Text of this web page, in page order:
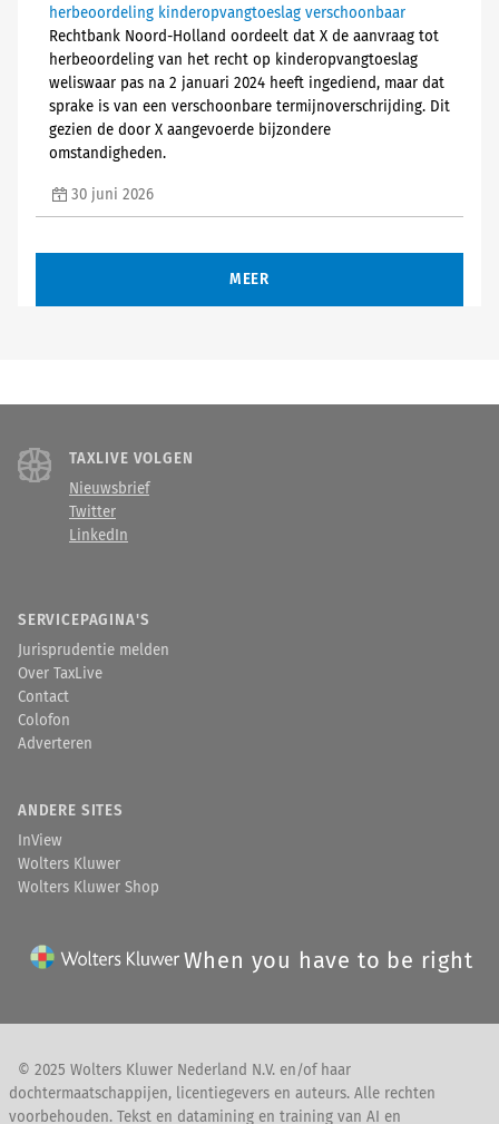
herbeoordeling kinderopvangtoeslag verschoonbaar
Rechtbank Noord-Holland oordeelt dat X de aanvraag tot
herbeoordeling van het recht op kinderopvangtoeslag
weliswaar pas na 2 januari 2024 heeft ingediend, maar dat
sprake is van een verschoonbare termijnoverschrijding. Dit
gezien de door X aangevoerde bijzondere
omstandigheden.
30 juni 2026
MEER
TAXLIVE VOLGEN
Nieuwsbrief
Twitter
LinkedIn
SERVICEPAGINA'S
Jurisprudentie melden
Over TaxLive
Contact
Colofon
Adverteren
ANDERE SITES
InView
Wolters Kluwer
Wolters Kluwer Shop
When you have to be right
© 2025 Wolters Kluwer Nederland N.V. en/of haar
dochtermaatschappijen, licentiegevers en auteurs. Alle rechten
voorbehouden. Tekst en datamining en training van AI en